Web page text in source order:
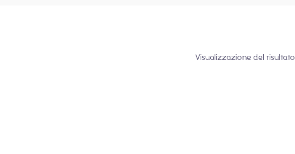
Visualizzazione del risultato